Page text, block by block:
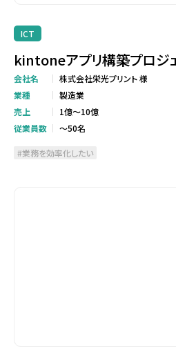
ICT
kintoneアプリ構築プロジ
会社名
株式会社栄光プリント 様
業種
製造業
売上
1億～10億
従業員数
～50名
業務を効率化したい